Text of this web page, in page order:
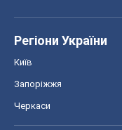
Регіони України
Київ
Запоріжжя
Черкаси